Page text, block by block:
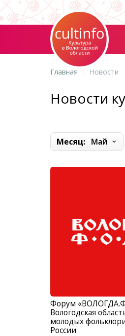
Главная Новости
Новости
Месяц: Май
Форум
Вологодская
молодых
России